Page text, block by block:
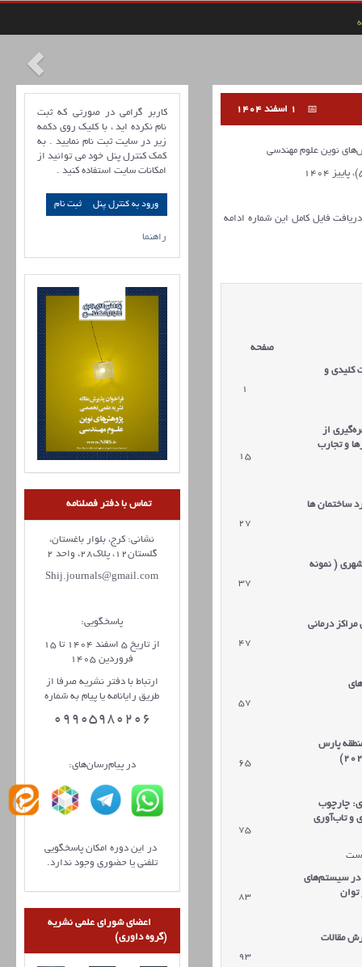
نوین علوم مهندسی
فایل کامل این شماره ادامه
صفحه
کلیدی و
از
و تجارب
ساختمان ها
دریافت مقاله
( نمونه
درمانی
پارس
چارچوب
و تاب‌آوری
در سیستم‌های
توان
مقالات
دریافت مقاله
کاربر گرامی در صورتی که ثبت
نام نکرده اید ، با کلیک روی دکمه
زیر در سایت ثبت نام نمایید . به
کمک کنترل پنل خود می توانید از
امکانات سایت استفاده کنید .
ورود به کنترل پنل
راهنما
تماس با دفتر فصلنامه
نشانی: کرج، بلوار باغستان،
گلستان12، پلاک28، واحد 2
Shij.journals@gmail.com
پاسخگویی:
از تاریخ 5 اسفند 1404 تا 15
فروردین 1405
ارتباط با دفتر نشریه صرفا از
طریق رایانامه یا پیام به شماره
09905980206
در پیام‌رسان‌های:
در این دوره امکان پاسخگویی
تلفنی یا حضوری وجود ندارد.
اعضای شورای علمی نشریه
(گروه داوری)